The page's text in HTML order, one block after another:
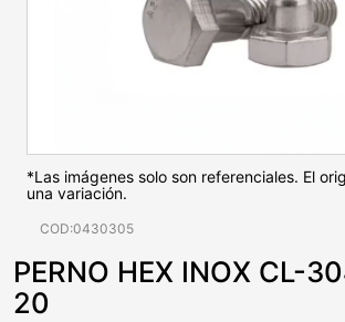
*Las imágenes solo son referenciales. El
una variación.
COD:0430305
PERNO HEX INOX CL-
20